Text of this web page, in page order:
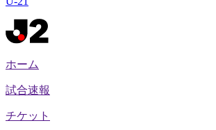
ホーム
試合速報
チケット